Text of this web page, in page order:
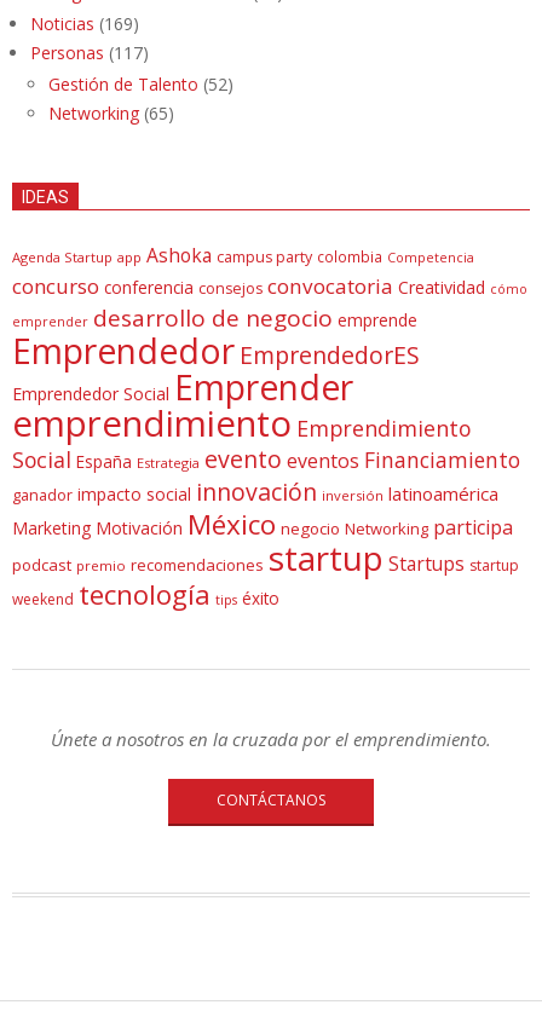
Noticias (169)
Personas (117)
Gestión de Talento (52)
Networking (65)
IDEAS
Agenda Startup app Ashoka campus party colombia Competencia
concurso conferencia consejos convocatoria Creatividad cómo
emprender desarrollo de negocio emprende
Emprendedor EmprendedorES
Emprendedor Social Emprender
emprendimiento Emprendimiento
Social España Estrategia evento eventos Financiamiento
ganador impacto social innovación inversión latinoamérica
Marketing Motivación México negocio Networking participa
podcast premio recomendaciones startup Startups startup
weekend tecnología tips éxito
Únete a nosotros en la cruzada por el emprendimiento.
CONTÁCTANOS